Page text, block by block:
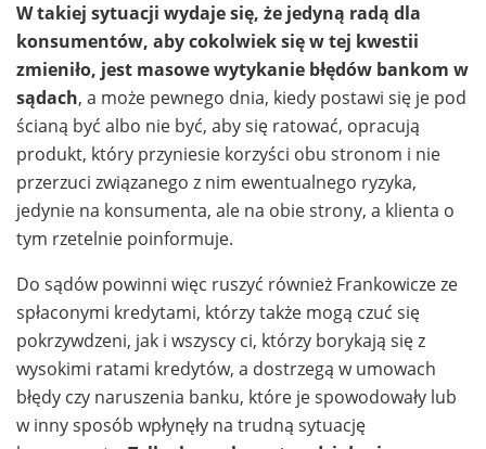
W takiej sytuacji wydaje się, że jedyną radą dla
konsumentów, aby cokolwiek się w tej kwestii
zmieniło, jest masowe wytykanie błędów bankom w
sądach, a może pewnego dnia, kiedy postawi się je pod
ścianą być albo nie być, aby się ratować, opracują
produkt, który przyniesie korzyści obu stronom i nie
przerzuci związanego z nim ewentualnego ryzyka,
jedynie na konsumenta, ale na obie strony, a klienta o
tym rzetelnie poinformuje.
Do sądów powinni więc ruszyć również Frankowicze ze
spłaconymi kredytami, którzy także mogą czuć się
pokrzywdzeni, jak i wszyscy ci, którzy borykają się z
wysokimi ratami kredytów, a dostrzegą w umowach
błędy czy naruszenia banku, które je spowodowały lub
w inny sposób wpłynęły na trudną sytuację